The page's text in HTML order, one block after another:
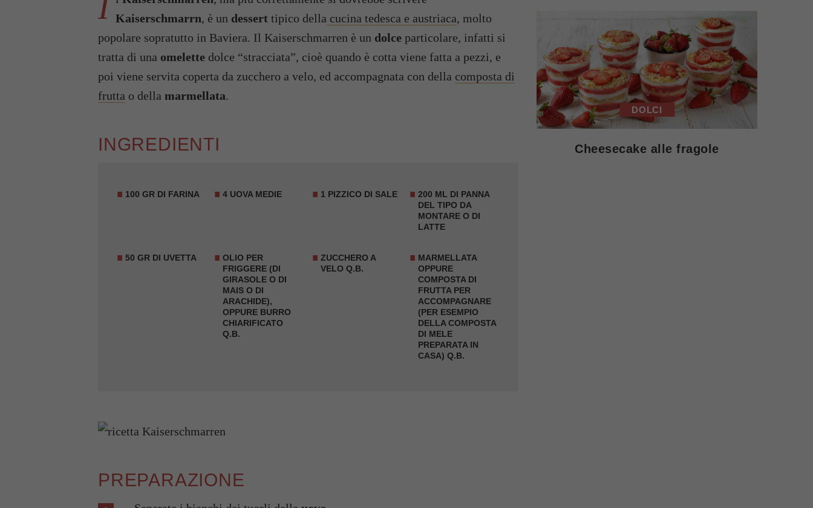
Kaiserschmarrn, è un dessert tipico della cucina tedesca e austriaca, molto
popolare sopratutto in Baviera. Il Kaiserschmarren è un dolce particolare, infatti si
tratta di una omelette dolce “stracciata”, cioè quando è cotta viene fatta a pezzi, e
poi viene servita coperta da zucchero a velo, ed accompagnata con della composta di
frutta o della marmellata.
INGREDIENTI
100 GR DI FARINA 4 UOVA MEDIE 1 PIZZICO DI SALE
200 ML DI PANNA
DEL TIPO DA
MONTARE O DI
LATTE
50 GR DI UVETTA
OLIO PER
FRIGGERE (DI
GIRASOLE O DI
MAIS O DI
ARACHIDE),
OPPURE BURRO
CHIARIFICATO
Q.B.
ZUCCHERO A
VELO Q.B.
MARMELLATA
OPPURE
COMPOSTA DI
FRUTTA PER
ACCOMPAGNARE
(PER ESEMPIO
DELLA COMPOSTA
DI MELE
PREPARATA IN
CASA) Q.B.
PREPARAZIONE
DOLCI
Cheesecake alle fragole